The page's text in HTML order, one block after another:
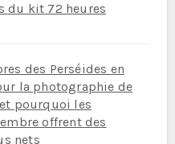
du kit 72 heures
des Perséides en
la photographie de
pourquoi les
offrent des
nets